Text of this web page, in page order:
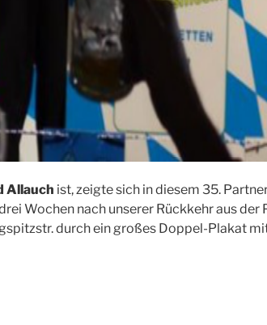
Allauch ist, zeigte sich in diesem 35.
Wochen nach unserer Rückkehr aus
durch ein großes Doppel-Plakat